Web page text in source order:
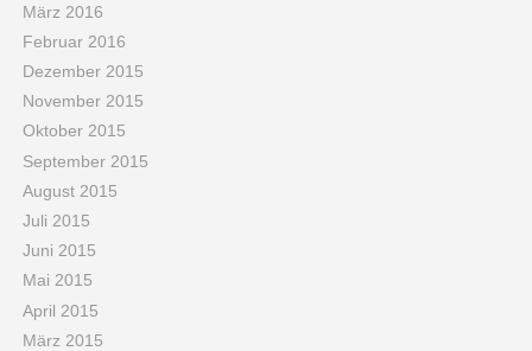
März 2016
Februar 2016
Dezember 2015
November 2015
Oktober 2015
September 2015
August 2015
Juli 2015
Juni 2015
Mai 2015
April 2015
März 2015